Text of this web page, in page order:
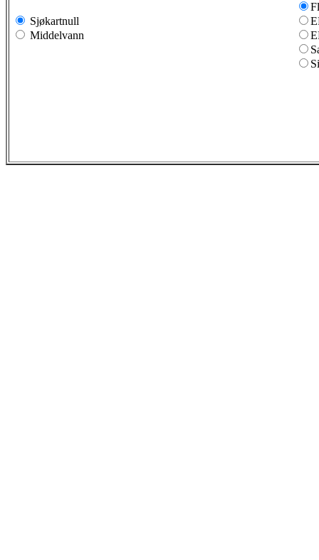
Sjøkartnull
Middelvann